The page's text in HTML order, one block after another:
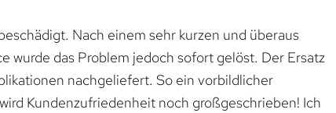
Nach einem sehr kurzen und überaus
wurde das Problem jedoch sofort gelöst. Der Ersatz
nachgeliefert. So ein vorbildlicher
Kundenzufriedenheit noch großgeschrieben! Ich